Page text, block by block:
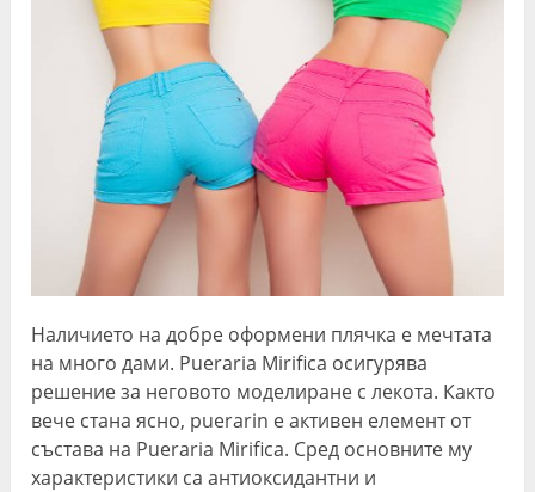
Наличието на добре оформени плячка е мечтата
на много дами. Pueraria Mirifica осигурява
решение за неговото моделиране с лекота. Както
вече стана ясно, puerarin е активен елемент от
състава на Pueraria Mirifica. Сред основните му
характеристики са антиоксидантни и